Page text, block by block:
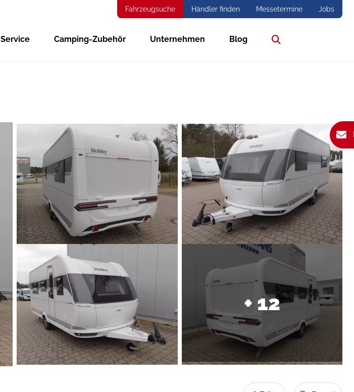
Fahrzeugsuche Händler finden Messetermine Jobs
Service Camping-Zubehör Unternehmen Blog
+ 12